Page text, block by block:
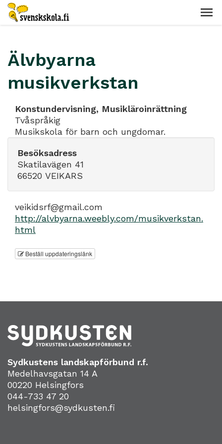
Älvbyarna
musikverkstan
Konstundervisning, Musikläroinrättning
Tvåspråkig
Musikskola för barn och ungdomar.
Besöksadress
Skatilavägen 41
66520 VEIKARS
veikidsrf@gmail.com
http://alvbyarna.weebly.com/musikverkstan.
html
Beställ uppdateringslänk
Sydkustens landskapförbund r.f.
Medelhavsgatan 14 A
00220 Helsingfors
044-733 47 20
helsingfors@sydkusten.fi